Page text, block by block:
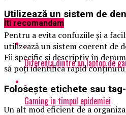
Utilizează un sistem de
Pentru a evita confuziile și a
utilizează un sistem coerent de
Fii specific și descriptiv în
să poți identifica rapid
Folosește etichete sau
Un alt mod eficient de a
Iti recomandam
Diferența dintre un laptop de
Gaming in timpul epidemiei